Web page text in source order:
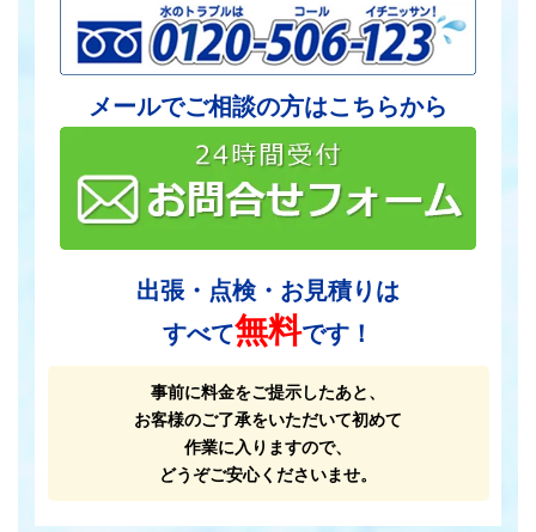
メールでご相談の方はこちらから
出張・点検・お見積りは
すべて無料です！
事前に料金をご提示したあと、
お客様のご了承をいただいて初めて
作業に入りますので、
どうぞご安心くださいませ。